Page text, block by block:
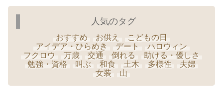
人気のタグ
おすすめ お供え
こどもの日
アイデア・ひらめき
デート
ハロウィン
フクロウ
万歳 交通 倒れる
助ける・優しさ
勉強・資格
叫ぶ 和食 土木 多様性
夫婦
女装
山